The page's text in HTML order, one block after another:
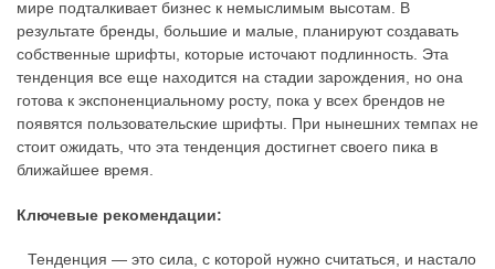
мире подталкивает бизнес к немыслимым высотам. В
результате бренды, большие и малые, планируют создавать
собственные шрифты, которые источают подлинность. Эта
тенденция все еще находится на стадии зарождения, но она
готова к экспоненциальному росту, пока у всех брендов не
появятся пользовательские шрифты. При нынешних темпах не
стоит ожидать, что эта тенденция достигнет своего пика в
ближайшее время.
Ключевые рекомендации:
Тенденция — это сила, с которой нужно считаться, и настало